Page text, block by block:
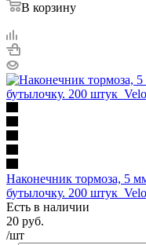
В корзину
Наконечник тормоза, 5
бутылочку. 200
Есть в наличии
20 руб.
/шт